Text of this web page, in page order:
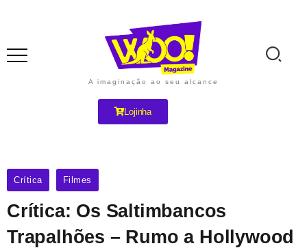
A imaginação ao seu alcance
Lojinha
Crítica Filmes
Crítica: Os Saltimbancos
Trapalhões – Rumo a Hollywood